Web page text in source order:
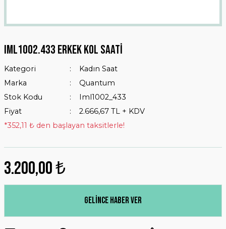
Iml1002.433 Erkek Kol Saati
Kategori
Kadın Saat
Marka
Quantum
Stok Kodu
Iml1002_433
Fiyat
2.666,67 TL + KDV
*352,11 ₺ den başlayan taksitlerle!
3.200,00 ₺
Gelince Haber Ver